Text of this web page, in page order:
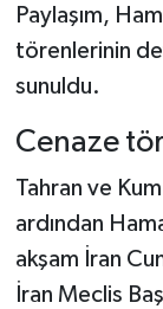
Paylaşım,
törenlerinin
sunuldu.
Cenaze
Tahran ve
ardından
akşam İran
İran Meclis